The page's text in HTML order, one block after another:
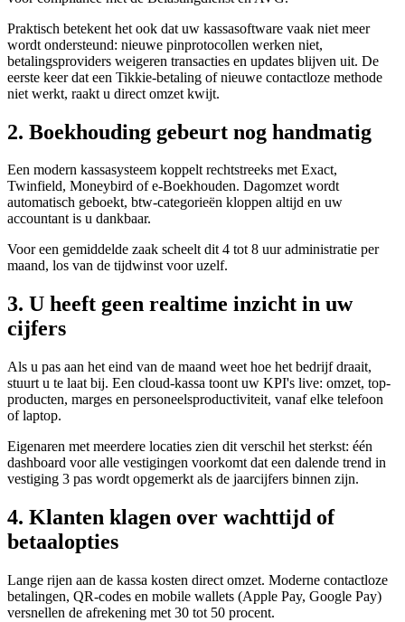
Praktisch betekent het ook dat uw kassasoftware vaak niet meer
wordt ondersteund: nieuwe pinprotocollen werken niet,
betalingsproviders weigeren transacties en updates blijven uit. De
eerste keer dat een Tikkie-betaling of nieuwe contactloze methode
niet werkt, raakt u direct omzet kwijt.
2. Boekhouding gebeurt nog handmatig
Een modern kassasysteem koppelt rechtstreeks met Exact,
Twinfield, Moneybird of e-Boekhouden. Dagomzet wordt
automatisch geboekt, btw-categorieën kloppen altijd en uw
accountant is u dankbaar.
Voor een gemiddelde zaak scheelt dit 4 tot 8 uur administratie per
maand, los van de tijdwinst voor uzelf.
3. U heeft geen realtime inzicht in uw
cijfers
Als u pas aan het eind van de maand weet hoe het bedrijf draait,
stuurt u te laat bij. Een cloud-kassa toont uw KPI's live: omzet, top-
producten, marges en personeelsproductiviteit, vanaf elke telefoon
of laptop.
Eigenaren met meerdere locaties zien dit verschil het sterkst: één
dashboard voor alle vestigingen voorkomt dat een dalende trend in
vestiging 3 pas wordt opgemerkt als de jaarcijfers binnen zijn.
4. Klanten klagen over wachttijd of
betaalopties
Lange rijen aan de kassa kosten direct omzet. Moderne contactloze
betalingen, QR-codes en mobile wallets (Apple Pay, Google Pay)
versnellen de afrekening met 30 tot 50 procent.